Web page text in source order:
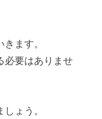
ます。
必要はありませ
ょう。